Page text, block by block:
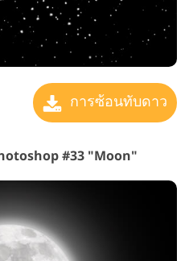
การซ้อนทับดาว
#33 "Moon"